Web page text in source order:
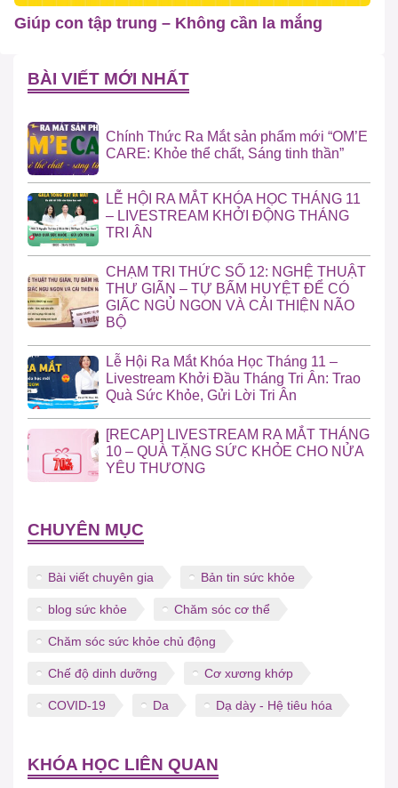
Giúp con tập trung – Không cần la mắng
BÀI VIẾT MỚI NHẤT
Chính Thức Ra Mắt sản phẩm mới “OM’E
CARE: Khỏe thể chất, Sáng tinh thần”
LỄ HỘI RA MẮT KHÓA HỌC THÁNG 11
– LIVESTREAM KHỞI ĐỘNG THÁNG
TRI ÂN
CHẠM TRI THỨC SỐ 12: NGHỆ THUẬT
THƯ GIÃN – TỰ BẤM HUYỆT ĐỂ CÓ
GIẤC NGỦ NGON VÀ CẢI THIỆN NÃO
BỘ
Lễ Hội Ra Mắt Khóa Học Tháng 11 –
Livestream Khởi Đầu Tháng Tri Ân: Trao
Quà Sức Khỏe, Gửi Lời Tri Ân
[RECAP] LIVESTREAM RA MẮT THÁNG
10 – QUÀ TẶNG SỨC KHỎE CHO NỬA
YÊU THƯƠNG
CHUYÊN MỤC
Bài viết chuyên gia Bản tin sức khỏe
blog sức khỏe Chăm sóc cơ thể
Chăm sóc sức khỏe chủ động
Chế độ dinh dưỡng Cơ xương khớp
COVID-19 Da Dạ dày - Hệ tiêu hóa
KHÓA HỌC LIÊN QUAN